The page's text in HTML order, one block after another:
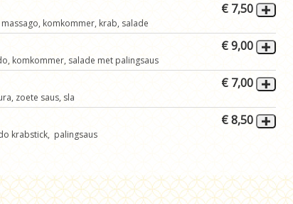
komkommer, krab, salade
€ 7,50
komkommer, salade met palingsaus
€ 9,00
zoete saus, sla
€ 7,00
krabstick, palingsaus
€ 8,50